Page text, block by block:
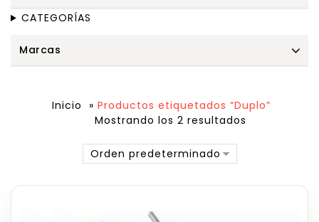
Inicio » Productos etiquetados “Duplo”
Mostrando los 2 resultados
Orden predeterminado
CATEGORÍAS
Marcas